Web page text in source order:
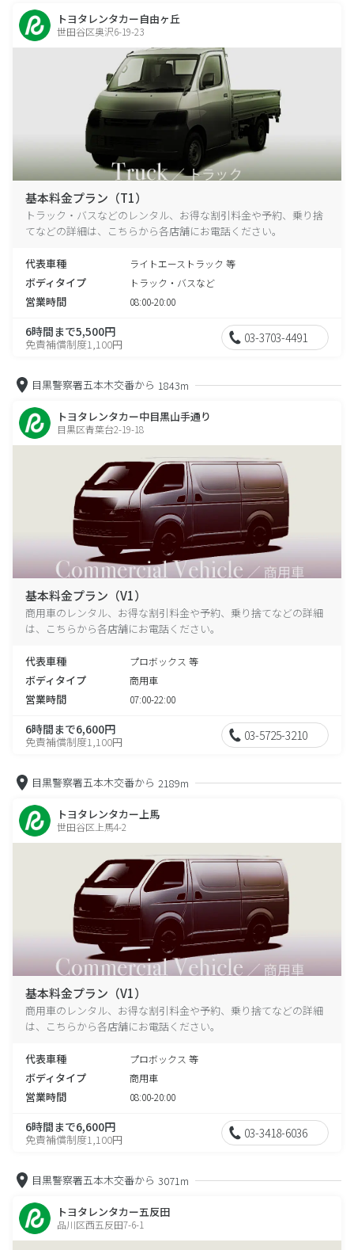
トヨタレンタカー自由ヶ丘
世田谷区奥沢6-19-23
基本料金プラン（T1）
トラック・バスなどのレンタル、お得な割引料金や予約、乗り捨
てなどの詳細は、こちらから各店舗にお電話ください。
代表車種 ライトエーストラック 等
ボディタイプ トラック・バスなど
営業時間 08:00-20:00
6時間まで5,500円
免責補償制度1,100円 03-3703-4491
目黒警察署五本木交番から 1843m
トヨタレンタカー中目黒山手通り
目黒区青葉台2-19-18
基本料金プラン（V1）
商用車のレンタル、お得な割引料金や予約、乗り捨てなどの詳細
は、こちらから各店舗にお電話ください。
代表車種 プロボックス 等
ボディタイプ 商用車
営業時間 07:00-22:00
6時間まで6,600円
免責補償制度1,100円 03-5725-3210
目黒警察署五本木交番から 2189m
トヨタレンタカー上馬
世田谷区上馬4-2
基本料金プラン（V1）
商用車のレンタル、お得な割引料金や予約、乗り捨てなどの詳細
は、こちらから各店舗にお電話ください。
代表車種 プロボックス 等
ボディタイプ 商用車
営業時間 08:00-20:00
6時間まで6,600円
免責補償制度1,100円 03-3418-6036
目黒警察署五本木交番から 3071m
トヨタレンタカー五反田
品川区西五反田7-6-1